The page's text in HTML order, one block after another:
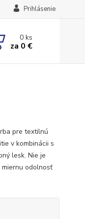
Prihlásenie
0ks
za 0 €
pre textilnú
v kombinácii s
lesk. Nie je
odolnosť